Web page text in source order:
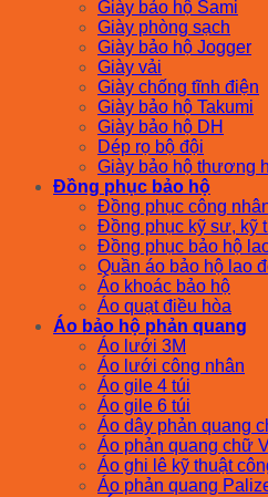
Giày bảo hộ Sami
Giày phòng sạch
Giày bảo hộ Jogger
Giày vải
Giày chống tĩnh điện
Giày bảo hộ Takumi
Giày bảo hộ DH
Dép rọ bộ đội
Giày bảo hộ thương
Đồng phục bảo hộ
Đồng phục công
Đồng phục kỹ sư, kỹ
Đồng phục bảo hộ
Quần áo bảo hộ lao
Áo khoác bảo hộ
Áo quạt điều hòa
Áo bảo hộ phản quang
Áo lưới 3M
Áo lưới công nhân
Áo gile 4 túi
Áo gile 6 túi
Áo dây phản quang
Áo phản quang chữ
Áo ghi lê kỹ thuật
Áo phản quang